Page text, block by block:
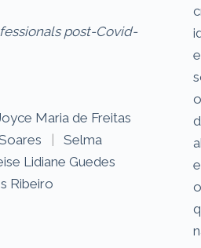
post-Covid-
Maria de Freitas
|
Selma
Lidiane Guedes
Ribeiro